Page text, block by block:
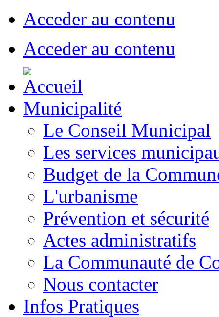
Acceder au contenu
Acceder au contenu
Municipalité
Le Conseil Municipal
Les services
Budget de la
L'urbanisme
Prévention et sécurité
Actes administratifs
La Communauté de
Nous contacter
Infos Pratiques